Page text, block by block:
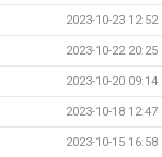
2023-10-23 12:52
2023-10-22 20:25
2023-10-20 09:14
2023-10-18 12:47
2023-10-15 16:58